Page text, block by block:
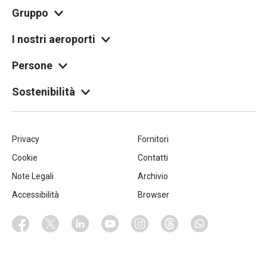
Gruppo
I nostri aeroporti
Persone
Sostenibilità
Piè
di
pagina
Privacy
Cookie
Note Legali
Accessibilità
Fornitori
Contatti
Archivio
Browser
Socials